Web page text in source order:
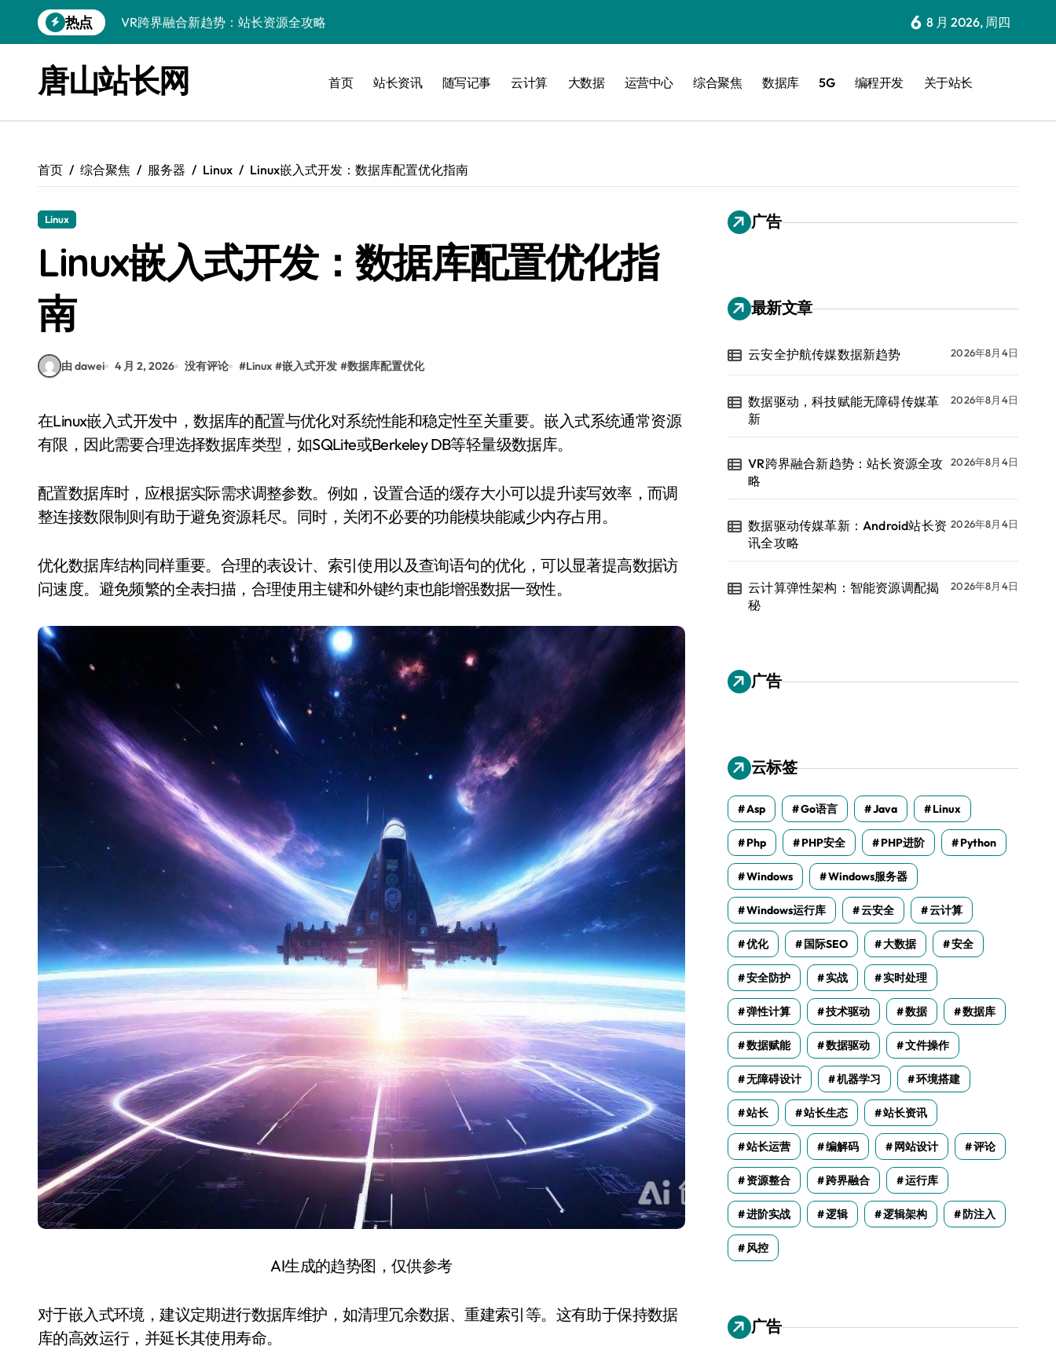
到
热点
VR跨界融合新趋势：站长资源全攻略
云计算弹性架构：智能资源调配揭秘
数据驱动传媒革新：交互优化实战解析
数据驱动下的传媒生态量子跃迁
数据驱动创新：科技赋能传媒增长
云安全护航传媒数据新趋势
6 8 月 2026, 周四
唐山站长网 首页 站长资讯 随写记事 云计算 大数据 运营中心 综合聚焦 数据库 5G 编程开发 关于站长
首页 综合聚焦 服务器 Linux Linux嵌入式开发：数据库配置优化指南
Linux
Linux嵌入式开发：数据库配置优化指
南
由 dawei 4 月 2, 2026 没有评论 #Linux #嵌入式开发 #数据库配置优化
在Linux嵌入式开发中，数据库的配置与优化对系统性能和稳定性至关重要。嵌入式系统通常资源
有限，因此需要合理选择数据库类型，如SQLite或Berkeley DB等轻量级数据库。
配置数据库时，应根据实际需求调整参数。例如，设置合适的缓存大小可以提升读写效率，而调
整连接数限制则有助于避免资源耗尽。同时，关闭不必要的功能模块能减少内存占用。
优化数据库结构同样重要。合理的表设计、索引使用以及查询语句的优化，可以显著提高数据访
问速度。避免频繁的全表扫描，合理使用主键和外键约束也能增强数据一致性。
AI生成的趋势图，仅供参考
对于嵌入式环境，建议定期进行数据库维护，如清理冗余数据、重建索引等。这有助于保持数据
库的高效运行，并延长其使用寿命。
广告
最新文章
云安全护航传媒数据新趋势 2026年8月4日
数据驱动，科技赋能无障碍传媒革
新
2026年8月4日
VR跨界融合新趋势：站长资源全攻
略
2026年8月4日
数据驱动传媒革新：Android站长资
讯全攻略
2026年8月4日
云计算弹性架构：智能资源调配揭
秘
2026年8月4日
广告
云标签
Asp Go语言 Java Linux
Php PHP安全 PHP进阶 Python
Windows Windows服务器
Windows运行库 云安全 云计算
优化 国际SEO 大数据 安全
安全防护 实战 实时处理
弹性计算 技术驱动 数据 数据库
数据赋能 数据驱动 文件操作
无障碍设计 机器学习 环境搭建
站长 站长生态 站长资讯
站长运营 编解码 网站设计 评论
资源整合 跨界融合 运行库
进阶实战 逻辑 逻辑架构 防注入
风控
广告